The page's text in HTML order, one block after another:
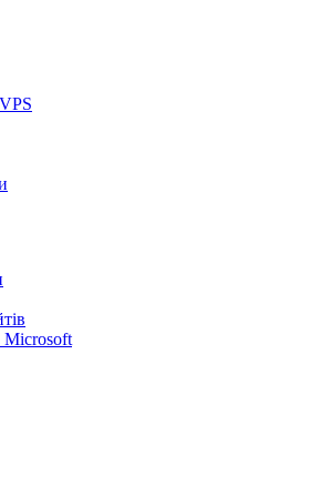
Microsoft